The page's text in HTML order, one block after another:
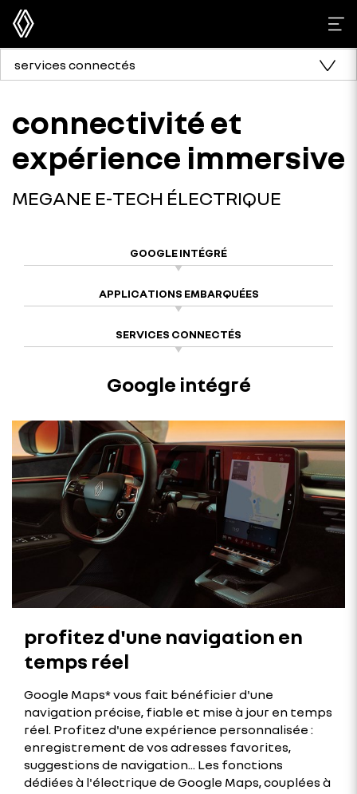
services connectés
connectivité et
expérience immersive
MEGANE E-TECH ÉLECTRIQUE
GOOGLE INTÉGRÉ
APPLICATIONS EMBARQUÉES
SERVICES CONNECTÉS
Google intégré
profitez d'une navigation en
temps réel
Google Maps* vous fait bénéficier d'une
navigation précise, fiable et mise à jour en temps
réel. Profitez d'une expérience personnalisée :
enregistrement de vos adresses favorites,
suggestions de navigation... Les fonctions
dédiées à l'électrique de Google Maps, couplées à